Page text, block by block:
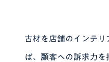
古材を店舗のインテ
ば、顧客への訴求力